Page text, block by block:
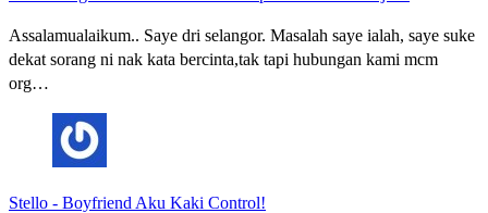
Assalamualaikum.. Saye dri selangor. Masalah saye ialah, saye suke
dekat sorang ni nak kata bercinta,tak tapi hubungan kami mcm
org…
Stello - Boyfriend Aku Kaki Control!